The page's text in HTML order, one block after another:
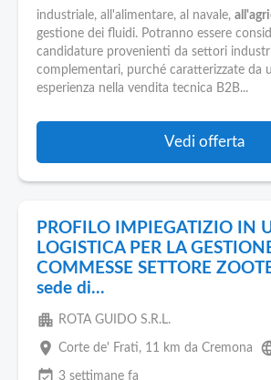
industriale, all'alimentare, al navale,
gestione dei fluidi. Potranno essere
candidature provenienti da settori
complementari, purché caratterizzate da
esperienza nella vendita tecnica B2B...
Vedi offerta
PROFILO IMPIEGATIZIO IN
LOGISTICA PER LA
COMMESSE SETTORE
sede di...
apartment ROTA GUIDO S.R.L.
place Corte de' Frati, 11 km da Cremona
event_available 3 settimane fa